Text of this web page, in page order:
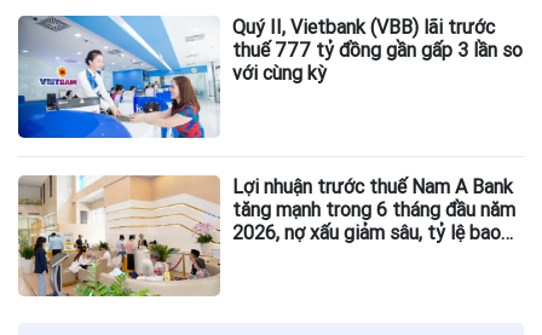
Quý II, Vietbank (VBB) lãi trước
thuế 777 tỷ đồng gần gấp 3 lần so
với cùng kỳ
Lợi nhuận trước thuế Nam A Bank
tăng mạnh trong 6 tháng đầu năm
2026, nợ xấu giảm sâu, tỷ lệ bao